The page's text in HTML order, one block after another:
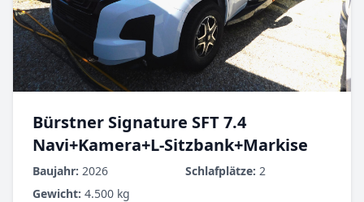
Bürstner Signature SFT 7.4
Navi+Kamera+L-Sitzbank+Markise
Baujahr: 2026 Schlafplätze: 2
Gewicht: 4.500 kg